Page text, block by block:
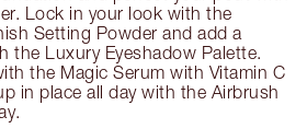
Lock in your look with the
Setting Powder and add a
the Luxury Eyeshadow Palette.
the Magic Serum with Vitamin C
in place all day with the Airbrush